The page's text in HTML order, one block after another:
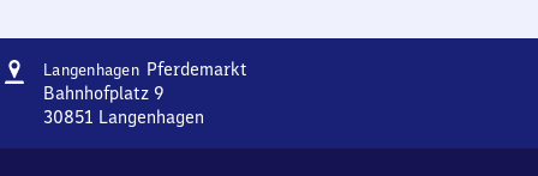
Adresse
Langenhagen PferdemarktLangenhagen
Bahnhofplatz 9
30851 Langenhagen